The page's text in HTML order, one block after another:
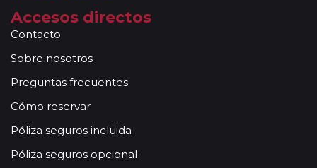
Accesos directos
Contacto
Sobre nosotros
Preguntas frecuentes
Cómo reservar
Póliza seguros incluida
Póliza seguros opcional